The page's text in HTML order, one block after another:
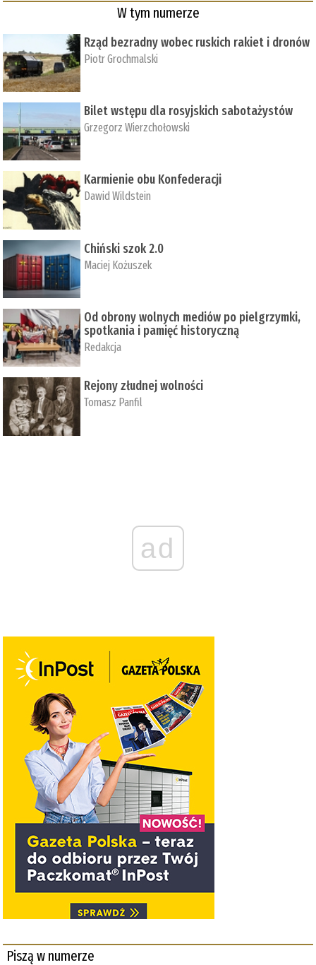
W tym numerze
Rząd bezradny wobec ruskich rakiet i dronów
Piotr Grochmalski
Bilet wstępu dla rosyjskich sabotażystów
Grzegorz Wierzchołowski
Karmienie obu Konfederacji
Dawid Wildstein
Chiński szok 2.0
Maciej Kożuszek
Od obrony wolnych mediów po pielgrzymki,
spotkania i pamięć historyczną
Redakcja
Rejony złudnej wolności
Tomasz Panfil
ad
Piszą w numerze